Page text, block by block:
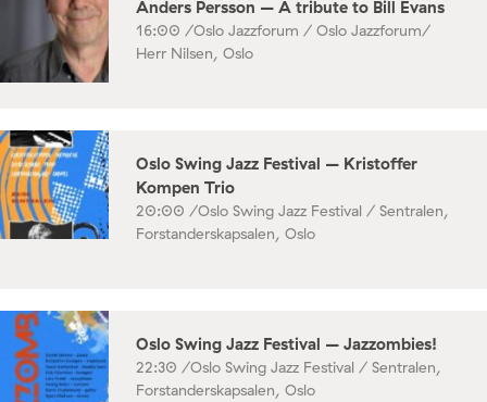
Anders Persson – A tribute to Bill Evans
16:00 /Oslo Jazzforum / Oslo Jazzforum/
Herr Nilsen, Oslo
Oslo Swing Jazz Festival – Kristoffer
Kompen Trio
20:00 /Oslo Swing Jazz Festival / Sentralen,
Forstanderskapsalen, Oslo
Oslo Swing Jazz Festival – Jazzombies!
22:30 /Oslo Swing Jazz Festival / Sentralen,
Forstanderskapsalen, Oslo